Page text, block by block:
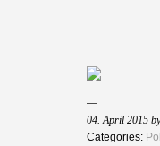
04. April 2015
Categories: